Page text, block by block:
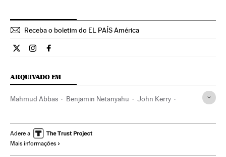
Receba o boletim do EL PAÍS América
Internacional El País Brasil en Twitter
Internacional El País Brasil en Instagram
Internacional El País Brasil en Facebook
ARQUIVADO EM
Mahmud Abbas Benjamin Netanyahu John Kerry
América do Norte Conflitos
Adere a
Mais informações